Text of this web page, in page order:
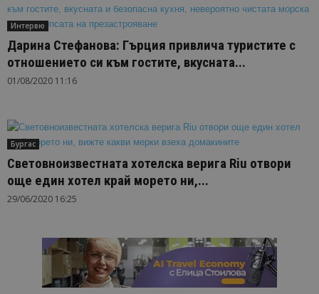
Интервю
Дарина Стефанова: Гърция привлича туристите с
отношението си към гостите, вкусната...
01/08/2020 11:16
Бургас
Световноизвестната хотелска верига Riu отвори
още един хотел край морето ни,...
29/06/2020 16:25